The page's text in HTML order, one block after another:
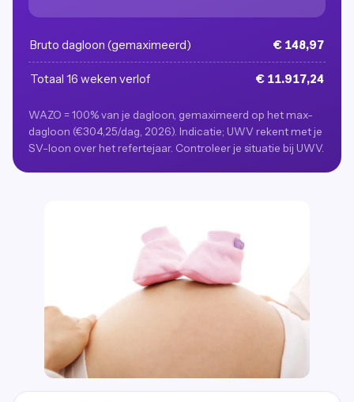
Bruto dagloon (gemaximeerd) € 148,97
Totaal 16 weken verlof € 11.917,24
WAZO = 100% van je dagloon, gemaximeerd op het max-
dagloon (€304,25/dag, 2026). Indicatie; UWV rekent met je
SV-loon over het refertejaar. Controleer je situatie bij UWV.